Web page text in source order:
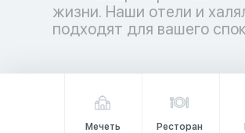
жизни. Наши отели и
подходят для вашего
Мечеть Ресторан